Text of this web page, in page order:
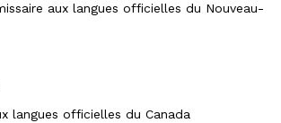
aux langues officielles du Nouveau-
langues officielles du Canada